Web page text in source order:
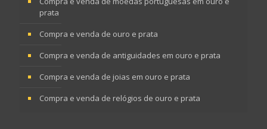
prata
Compra e venda de ouro e prata
Compra e venda de antiguidades em ouro e prata
Compra e venda de joias em ouro e prata
Compra e venda de relógios de ouro e prata